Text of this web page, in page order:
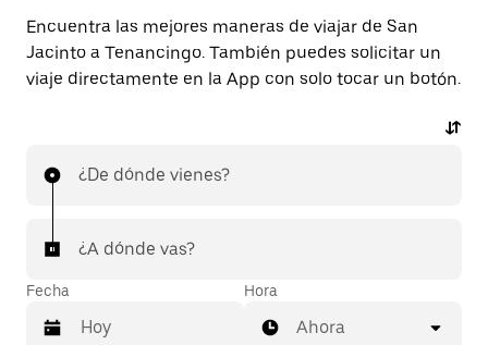
Encuentra las mejores maneras de viajar de San
Jacinto a Tenancingo. También puedes solicitar un
viaje directamente en la App con solo tocar un botón.
¿De dónde vienes?
¿A dónde vas?
Fecha Hora
Ahora